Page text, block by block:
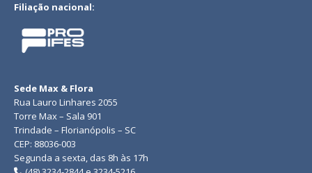
Filiação nacional:
Sede Max & Flora
Rua Lauro Linhares 2055
Torre Max – Sala 901
Trindade – Florianópolis – SC
CEP: 88036-003
Segunda a sexta, das 8h às 17h